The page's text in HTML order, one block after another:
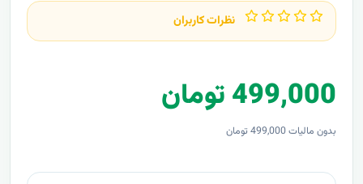
نظرات کاربران
499,000 تومان
بدون مالیات 499,000 تومان